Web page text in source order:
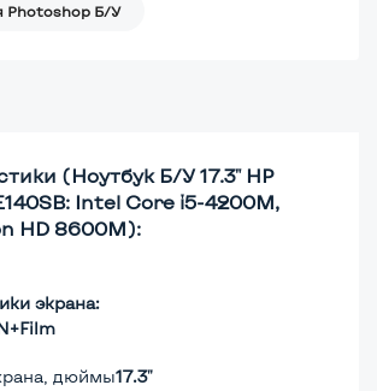
Photoshop Б/У
(Ноутбук Б/У 17.3" HP
Intel Core i5-4200M,
HD 8600M):
экрана:
дюймы17.3"